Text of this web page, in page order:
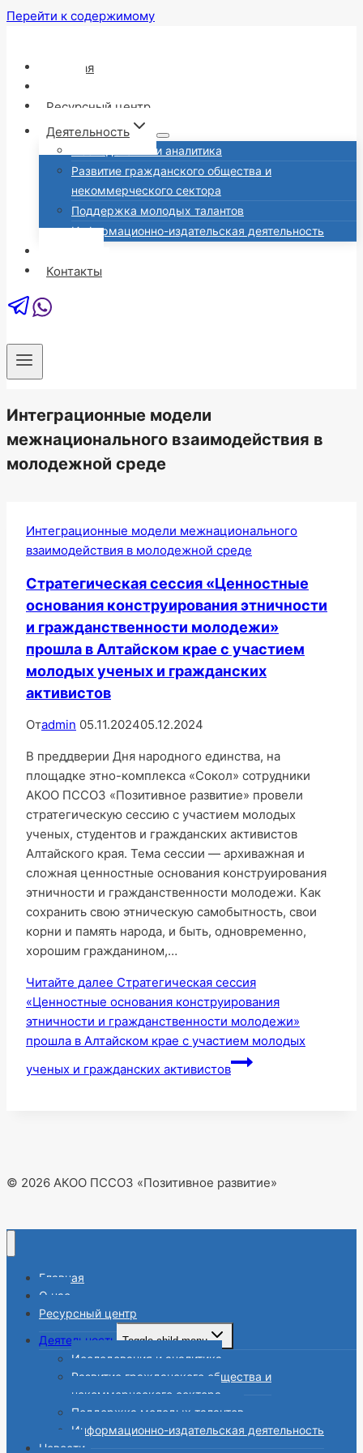
Перейти к содержимому
Главная
Ресурсный центр
Деятельность
Исследования и аналитика
Развитие гражданского общества и
некоммерческого сектора
Поддержка молодых талантов
Информационно-издательская деятельность
Контакты
Интеграционные модели
межнационального взаимодействия в
молодежной среде
Интеграционные модели межнационального
взаимодействия в молодежной среде
Стратегическая сессия «Ценностные
основания конструирования этничности
и гражданственности молодежи»
прошла в Алтайском крае с участием
молодых ученых и гражданских
активистов
Отadmin 05.11.202405.12.2024
В преддверии Дня народного единства, на
площадке этно-комплекса «Сокол» сотрудники
АКОО ПССОЗ «Позитивное развитие» провели
стратегическую сессию с участием молодых
ученых, студентов и гражданских активистов
Алтайского края. Тема сессии — архиважная и
сложная ценностные основания конструирования
этничности и гражданственности молодежи. Как
сохранить свою этническую самобытность, свои
корни и память народа, и быть, одновременно,
хорошим гражданином,…
Читайте далее Стратегическая сессия
«Ценностные основания конструирования
этничности и гражданственности молодежи»
прошла в Алтайском крае с участием молодых
ученых и гражданских активистов
© 2026 АКОО ПССОЗ «Позитивное развитие»
Главная
О нас
Ресурсный центр
Деятельность
Toggle child menu
Исследования и аналитика
Развитие гражданского общества и
некоммерческого сектора
Поддержка молодых талантов
Информационно-издательская деятельность
Новости